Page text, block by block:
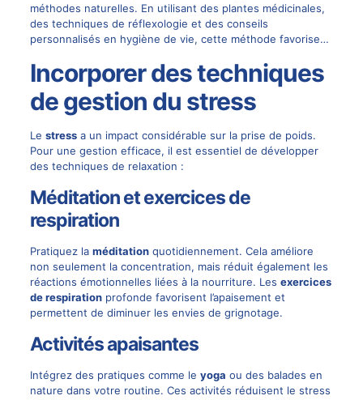
méthodes naturelles. En utilisant des plantes médicinales,
des techniques de réflexologie et des conseils
personnalisés en hygiène de vie, cette méthode favorise…
Incorporer des techniques
de gestion du stress
Le stressa un impact considérable sur la prise de poids.
Pour une gestion efficace, il est essentiel de développer
des techniques de relaxation :
Méditation et exercices de
respiration
Pratiquez la méditationquotidiennement. Cela améliore
non seulement la concentration, mais réduit également les
réactions émotionnelles liées à la nourriture. Les exercices
de respirationprofonde favorisent l’apaisement et
permettent de diminuer les envies de grignotage.
Activités apaisantes
Intégrez des pratiques comme le yoga ou des balades en
nature dans votre routine. Ces activités réduisent le stress